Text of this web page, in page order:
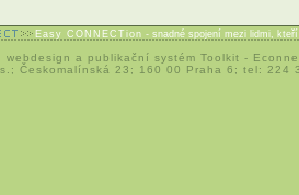
Easy CONNECTion - snadné spojení mezi lidmi,
webdesign a publikační systém Toolkit -
Českomalínská 23; 160 00 Praha 6; tel: 224